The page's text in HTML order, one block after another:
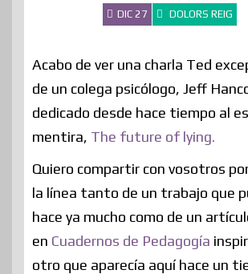
DIC 27 DOLORS REIG
Acabo de ver una charla Ted
de un colega psicólogo, Jeff
dedicado desde hace tiempo al
mentira, The future of lying.
Quiero compartir con vosotros
la línea tanto de un trabajo que
hace ya mucho como de un
en Cuadernos de Pedagogía
otro que aparecía aquí hace un